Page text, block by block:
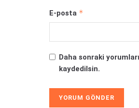
E-posta *
Daha sonraki
kaydedilsin.